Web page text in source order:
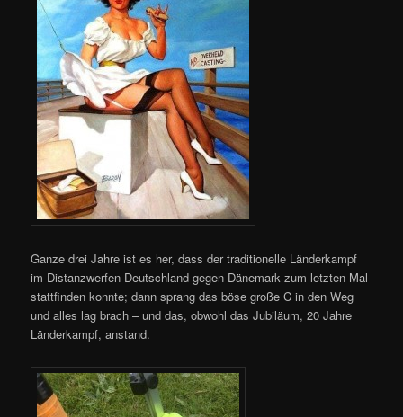
Ganze drei Jahre ist es her, dass der traditionelle Länderkampf
im Distanzwerfen Deutschland gegen Dänemark zum letzten Mal
stattfinden konnte; dann sprang das böse große C in den Weg
und alles lag brach – und das, obwohl das Jubiläum, 20 Jahre
Länderkampf, anstand.